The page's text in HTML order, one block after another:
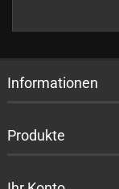
EIN.
Informationen
Produkte